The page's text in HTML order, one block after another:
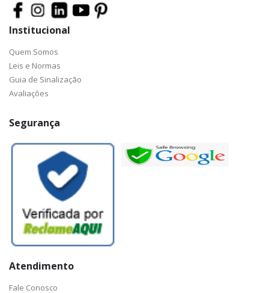
Institucional
Quem Somos
Leis e Normas
Guia de Sinalização
Avaliações
Segurança
Atendimento
Fale Conosco